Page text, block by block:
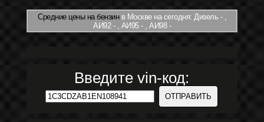
Средние цены на бензинв Москве на сегодня: Дизель - ,
АИ92 - , АИ95 - , АИ98 -
Введите vin-код: